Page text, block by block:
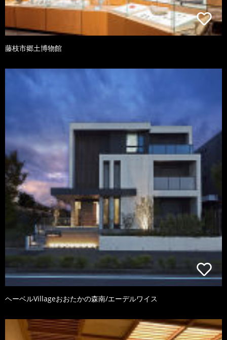
藤枝市郷土博物館
ヘーベルVillageおおたかの森南/エーデルワイス